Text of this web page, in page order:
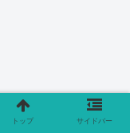
トップ サイドバー